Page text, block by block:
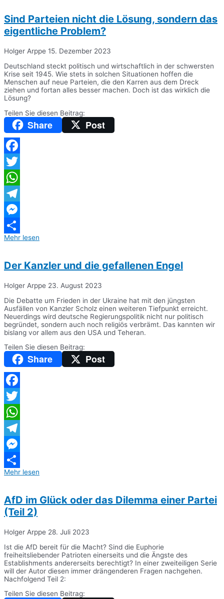
Sind Parteien nicht die Lösung, sondern das
eigentliche Problem?
Holger Arppe 15. Dezember 2023
Deutschland steckt politisch und wirtschaftlich in der schwersten
Krise seit 1945. Wie stets in solchen Situationen hoffen die
Menschen auf neue Parteien, die den Karren aus dem Dreck
ziehen und fortan alles besser machen. Doch ist das wirklich die
Lösung?
Teilen Sie diesen Beitrag:
Share Post
Facebook
Twitter
WhatsApp
Telegram
Messenger
Teilen
Mehr lesen
Der Kanzler und die gefallenen Engel
Holger Arppe 23. August 2023
Die Debatte um Frieden in der Ukraine hat mit den jüngsten
Ausfällen von Kanzler Scholz einen weiteren Tiefpunkt erreicht.
Neuerdings wird deutsche Regierungspolitik nicht nur politisch
begründet, sondern auch noch religiös verbrämt. Das kannten wir
bislang vor allem aus den USA und Teheran.
Teilen Sie diesen Beitrag:
Share Post
Facebook
Twitter
WhatsApp
Telegram
Messenger
Teilen
Mehr lesen
AfD im Glück oder das Dilemma einer Partei
(Teil 2)
Holger Arppe 28. Juli 2023
Ist die AfD bereit für die Macht? Sind die Euphorie
freiheitsliebender Patrioten einerseits und die Ängste des
Establishments andererseits berechtigt? In einer zweiteiligen Serie
will der Autor diesen immer drängenderen Fragen nachgehen.
Nachfolgend Teil 2:
Teilen Sie diesen Beitrag: